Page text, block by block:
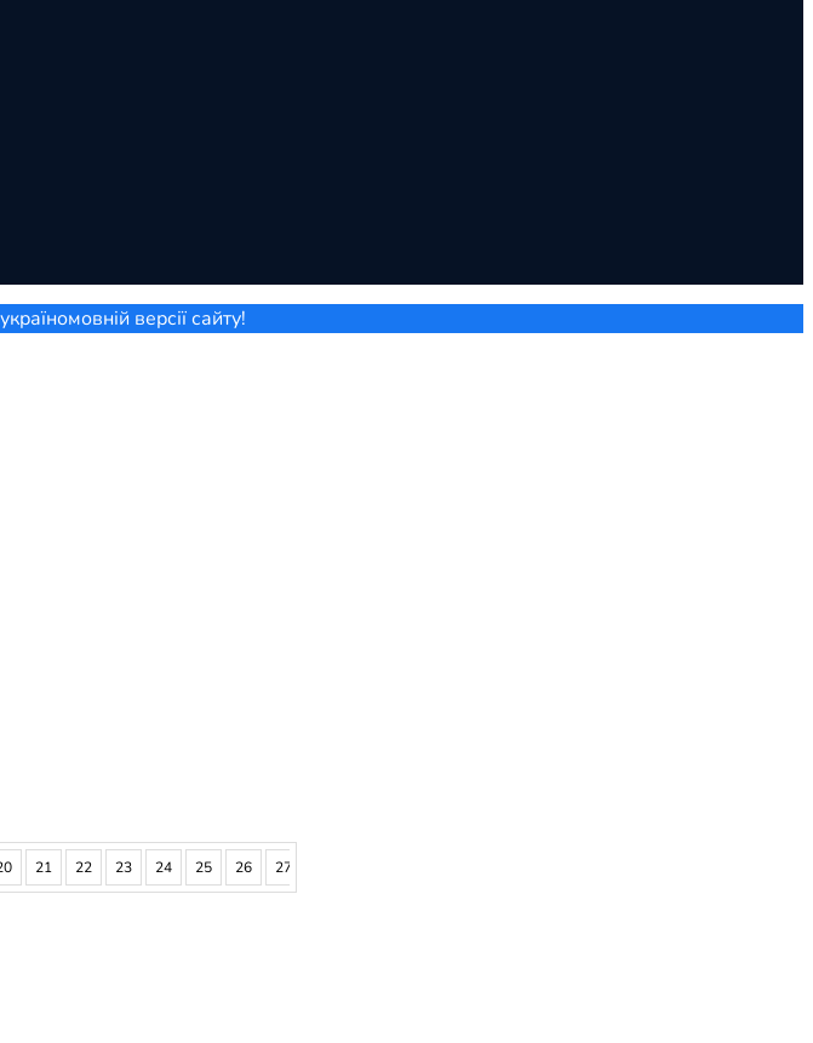
версії сайту!
21 22 23 24 25 26 27